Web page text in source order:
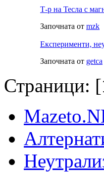
Т-р на Тесла с
Започната от mzk
Експерименти,
Започната от getca
Страници: [